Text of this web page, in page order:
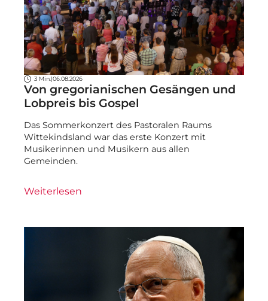
3 Min.|06.08.2026
Von gregorianischen Gesängen und
Lobpreis bis Gospel
Das Sommerkonzert des Pastoralen Raums
Wittekindsland war das erste Konzert mit
Musikerinnen und Musikern aus allen
Gemeinden.
Weiterlesen